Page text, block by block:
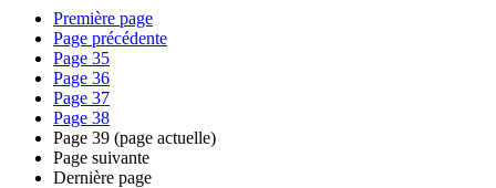
Première page
Page précédente
Page 35
Page 36
Page 37
Page 38
Page 39 (page actuelle)
Page suivante
Dernière page